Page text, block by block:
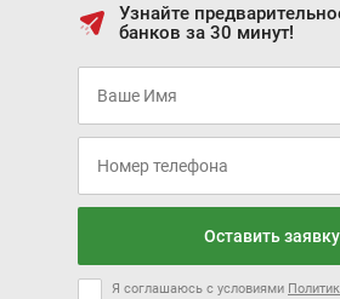
Узнайте
банков за 30 минут!
Оставить заявку
Я соглашаюсь с условиями